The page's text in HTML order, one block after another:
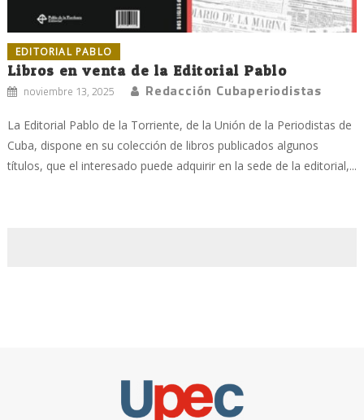
EDITORIAL PABLO
Libros en venta de la Editorial Pablo
noviembre 13, 2025 Redacción Cubaperiodistas
La Editorial Pablo de la Torriente, de la Unión de la Periodistas de
Cuba, dispone en su colección de libros publicados algunos
títulos, que el interesado puede adquirir en la sede de la editorial,...